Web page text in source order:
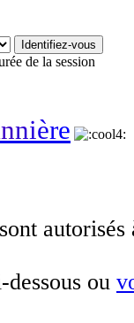
de la session
nnière
autorisés
ou